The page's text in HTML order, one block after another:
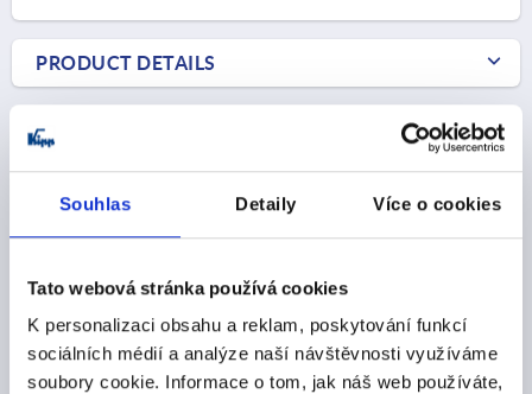
Souhlas Detaily Více o cookies
Tato webová stránka používá cookies
K personalizaci obsahu a reklam, poskytování funkcí
sociálních médií a analýze naší návštěvnosti využíváme
soubory cookie. Informace o tom, jak náš web používáte,
1) Mounting option 1
3) Plate
4) Suitable for M 2.5 countersunk head fastening
screws
PRODUCT DETAILS
DOWNLOADS
Discover our product range